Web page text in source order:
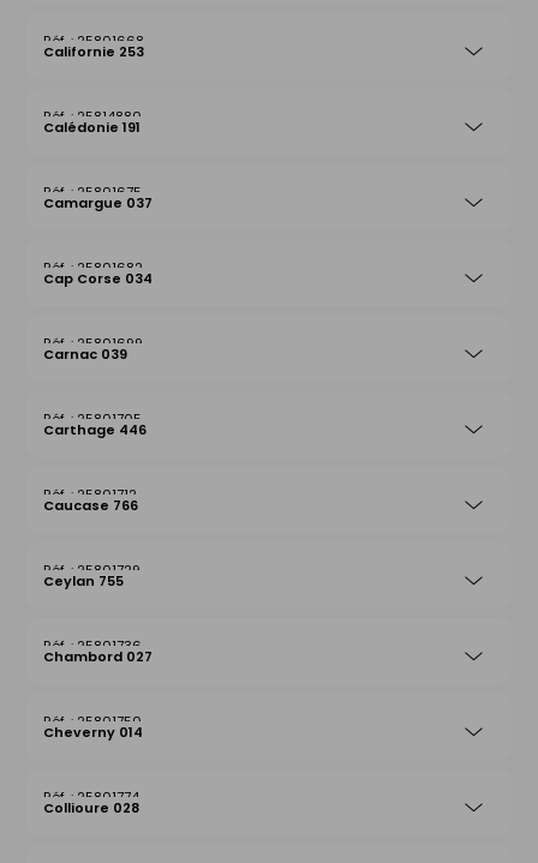
25801668
Californie 253
25814880
Calédonie 191
25801675
Camargue 037
25801682
Cap Corse 034
25801699
Carnac 039
25801705
Carthage 446
25801712
Caucase 766
25801729
Ceylan 755
25801736
Chambord 027
25801750
Cheverny 014
25801774
Collioure 028